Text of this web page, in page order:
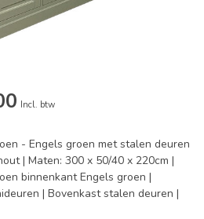
Incl. btw
- Engels groen met stalen deuren
| Maten: 300 x 50/40 x 220cm |
binnenkant Engels groen |
| Bovenkast stalen deuren |